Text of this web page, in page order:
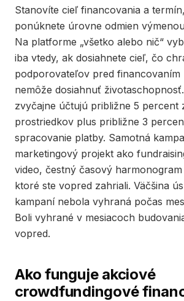
Stanovíte cieľ financovania a
ponúknete úrovne odmien
Na platforme „všetko alebo nič“
iba vtedy, ak dosiahnete cieľ, čo
podporovateľov pred
nemôže dosiahnuť
zvyčajne účtujú približne 5 percent
prostriedkov plus približne 3
spracovanie platby. Samotná
marketingový projekt ako
video, čestný časový
ktoré ste vopred zahriali. Väčšina
kampaní nebola vyhraná počas
Boli vyhrané v mesiacoch
vopred.
Ako funguje akciové
crowdfundingové